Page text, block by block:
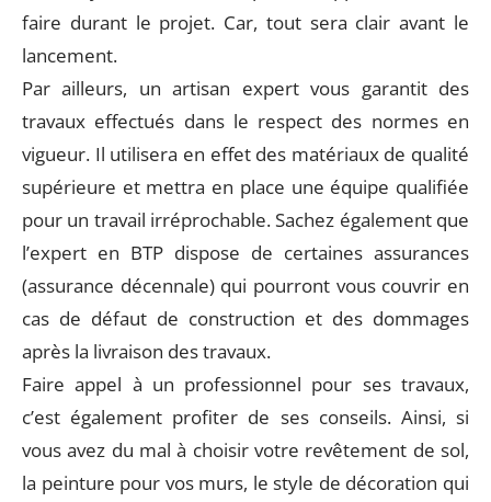
faire durant le projet. Car, tout sera clair avant le
lancement.
Par ailleurs, un artisan expert vous garantit des
travaux effectués dans le respect des normes en
vigueur. Il utilisera en effet des matériaux de qualité
supérieure et mettra en place une équipe qualifiée
pour un travail irréprochable. Sachez également que
l’expert en BTP dispose de certaines assurances
(assurance décennale) qui pourront vous couvrir en
cas de défaut de construction et des dommages
après la livraison des travaux.
Faire appel à un professionnel pour ses travaux,
c’est également profiter de ses conseils. Ainsi, si
vous avez du mal à choisir votre revêtement de sol,
la peinture pour vos murs, le style de décoration qui